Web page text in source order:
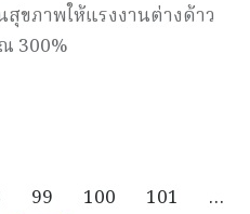
สุขภาพให้แรงงานต่างด้าว
300%
99 100 101
…